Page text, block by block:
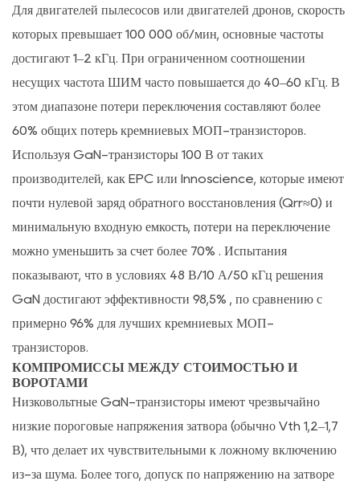
Для двигателей пылесосов или двигателей дронов, скорость
которых превышает 100 000 об/мин, основные частоты
достигают 1–2 кГц. При ограниченном соотношении
несущих частота ШИМ часто повышается до 40–60 кГц. В
этом диапазоне потери переключения составляют более
60% общих потерь кремниевых МОП-транзисторов.
Используя GaN-транзисторы 100 В от таких
производителей, как EPC или Innoscience, которые имеют
почти нулевой заряд обратного восстановления (Qrr≈0) и
минимальную входную емкость, потери на переключение
можно уменьшить за счет более 70% . Испытания
показывают, что в условиях 48 В/10 А/50 кГц решения
GaN достигают эффективности 98,5% , по сравнению с
примерно 96% для лучших кремниевых МОП-
транзисторов.
КОМПРОМИССЫ МЕЖДУ СТОИМОСТЬЮ И
ВОРОТАМИ
Низковольтные GaN-транзисторы имеют чрезвычайно
низкие пороговые напряжения затвора (обычно Vth 1,2–1,7
В), что делает их чувствительными к ложному включению
из-за шума. Более того, допуск по напряжению на затворе